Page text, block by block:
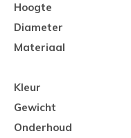
Hoogte
Diameter
Materiaal
Kleur
Gewicht
Onderhoud